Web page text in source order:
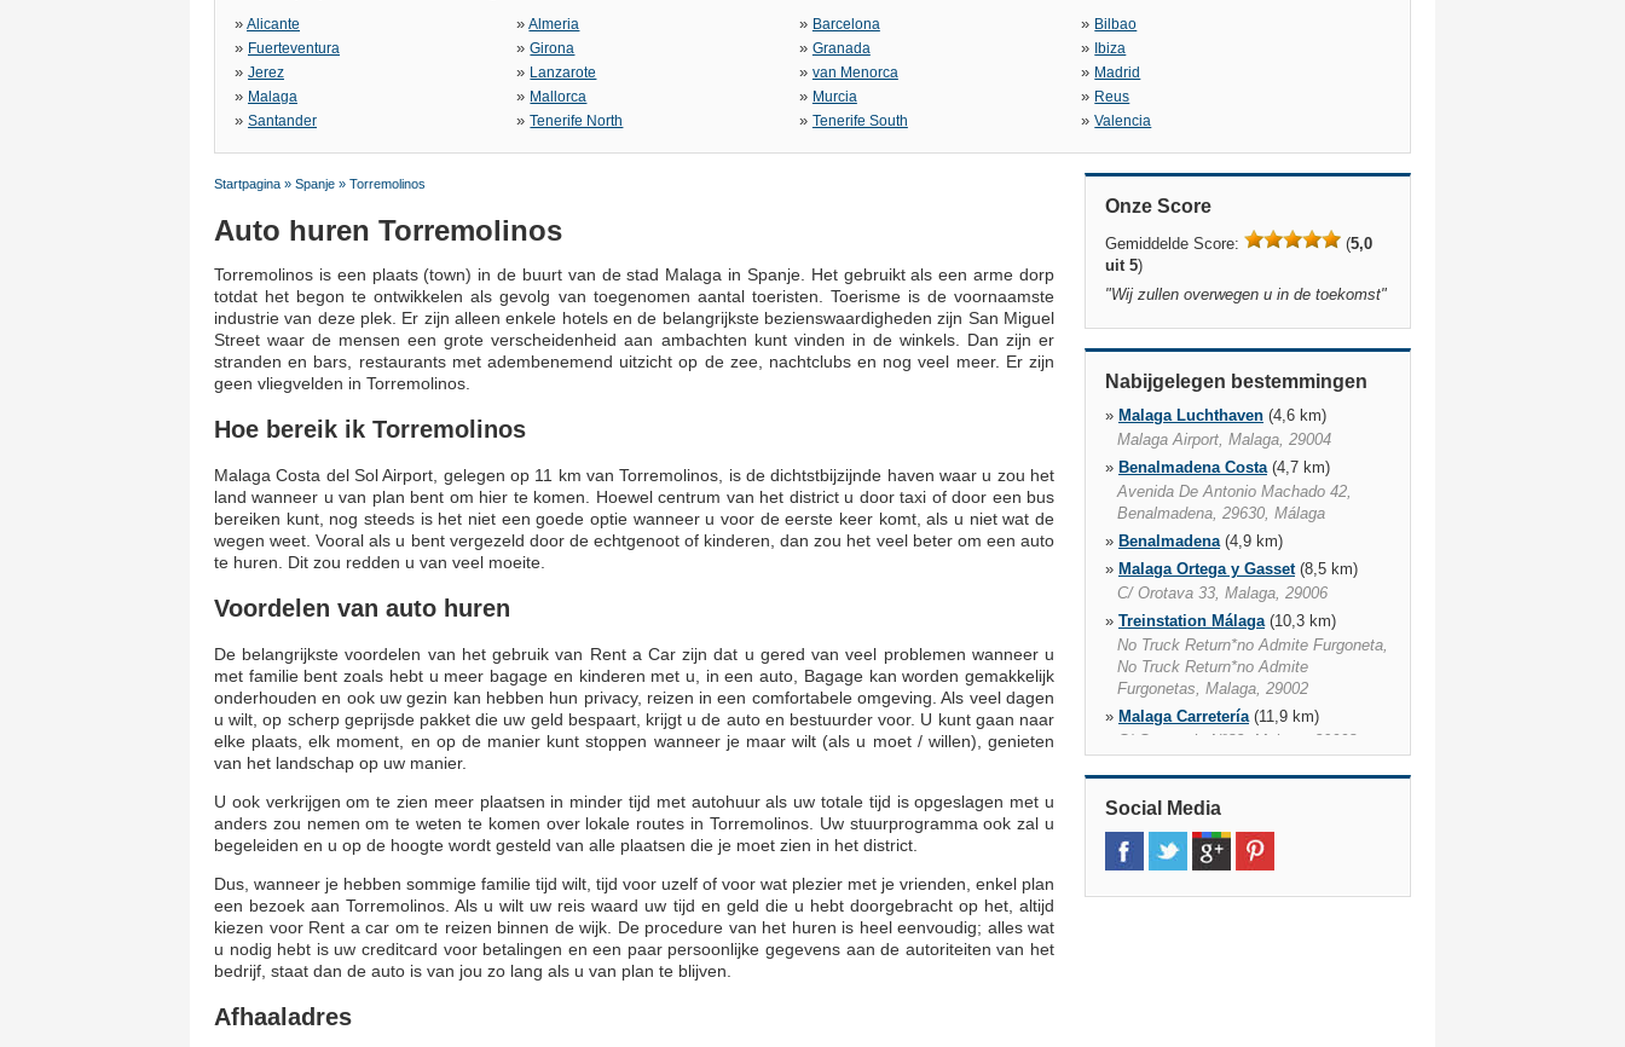
» Alicante »Almeria » Barcelona » Bilbao
» Fuerteventura »Girona » Granada » Ibiza
» Jerez » Lanzarote » van Menorca » Madrid
» Malaga » Mallorca » Murcia » Reus
» Santander »Tenerife North » Tenerife South »Valencia
Startpagina » Spanje » Torremolinos
Auto huren Torremolinos
Torremolinos is een plaats (town) in de buurt van de stad Malaga in Spanje. Het gebruikt als een arme dorp
totdat het begon te ontwikkelen als gevolg van toegenomen aantal toeristen. Toerisme is de voornaamste
industrie van deze plek. Er zijn alleen enkele hotels en de belangrijkste bezienswaardigheden zijn San Miguel
Street waar de mensen een grote verscheidenheid aan ambachten kunt vinden in de winkels. Dan zijn er
stranden en bars, restaurants met adembenemend uitzicht op de zee, nachtclubs en nog veel meer. Er zijn
geen vliegvelden in Torremolinos.
Hoe bereik ik Torremolinos
Malaga Costa del Sol Airport, gelegen op 11 km van Torremolinos, is de dichtstbijzijnde haven waar u zou het
land wanneer u van plan bent om hier te komen. Hoewel centrum van het district u door taxi of door een bus
bereiken kunt, nog steeds is het niet een goede optie wanneer u voor de eerste keer komt, als u niet wat de
wegen weet. Vooral als u bent vergezeld door de echtgenoot of kinderen, dan zou het veel beter om een auto
te huren. Dit zou redden u van veel moeite.
Voordelen van auto huren
De belangrijkste voordelen van het gebruik van Rent a Car zijn dat u gered van veel problemen wanneer u
met familie bent zoals hebt u meer bagage en kinderen met u, in een auto, Bagage kan worden gemakkelijk
onderhouden en ook uw gezin kan hebben hun privacy, reizen in een comfortabele omgeving. Als veel dagen
u wilt, op scherp geprijsde pakket die uw geld bespaart, krijgt u de auto en bestuurder voor. U kunt gaan naar
elke plaats, elk moment, en op de manier kunt stoppen wanneer je maar wilt (als u moet / willen), genieten
van het landschap op uw manier.
U ook verkrijgen om te zien meer plaatsen in minder tijd met autohuur als uw totale tijd is opgeslagen met u
anders zou nemen om te weten te komen over lokale routes in Torremolinos. Uw stuurprogramma ook zal u
begeleiden en u op de hoogte wordt gesteld van alle plaatsen die je moet zien in het district.
Dus, wanneer je hebben sommige familie tijd wilt, tijd voor uzelf of voor wat plezier met je vrienden, enkel plan
een bezoek aan Torremolinos. Als u wilt uw reis waard uw tijd en geld die u hebt doorgebracht op het, altijd
kiezen voor Rent a car om te reizen binnen de wijk. De procedure van het huren is heel eenvoudig; alles wat
u nodig hebt is uw creditcard voor betalingen en een paar persoonlijke gegevens aan de autoriteiten van het
bedrijf, staat dan de auto is van jou zo lang als u van plan te blijven.
Afhaaladres
Onze Score
Gemiddelde Score: (5,0
uit 5)
"Wij zullen overwegen u in de toekomst"
Nabijgelegen bestemmingen
» Malaga Luchthaven (4,6 km)
Malaga Airport, Malaga, 29004
» Benalmadena Costa(4,7 km)
Avenida De Antonio Machado 42,
Benalmadena, 29630, Málaga
» Benalmadena(4,9 km)
» Malaga Ortega y Gasset(8,5 km)
C/ Orotava 33, Malaga, 29006
» Treinstation Málaga(10,3 km)
No Truck Return*no Admite Furgoneta,
No Truck Return*no Admite
Furgonetas, Malaga, 29002
» Malaga Carretería(11,9 km)
C/ Carreteria Nº82, Malaga, 29008
Paseo Maritimo 64, Galeria Comercial
H Yaramar, Fuengirola, 269640,
Málaga
Social Media